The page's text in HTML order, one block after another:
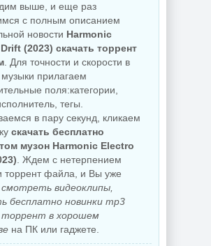
выше, и еще раз
с полным описанием
новости Harmonic
(2023) скачать торрент
. Для точности и скорости в
прилагаем
поля:категории,
тегы.
в пару секунд, кликаем
скачать бесплатно
музон Harmonic Electro
. Ждем с нетерпением
торрент файла, и Вы уже
смотреть видеоклипы,
бесплатно новинки mp3
торрент в хорошем
на ПК или гаджете.